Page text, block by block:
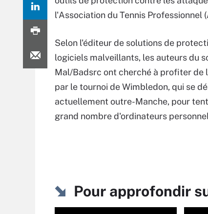
l'Association du Tennis Professionnel
Selon l'éditeur de solutions de
logiciels malveillants, les auteurs du
Mal/Badsrc ont cherché à profiter de
par le tournoi de Wimbledon, qui se
actuellement outre-Manche, pour
grand nombre d'ordinateurs
Pour approfondir